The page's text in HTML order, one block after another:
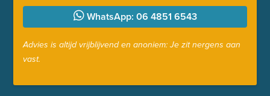
WhatsApp: 06 4851 6543
Advies is altijd vrijblijvend en anoniem: Je zit nergens aan
vast.